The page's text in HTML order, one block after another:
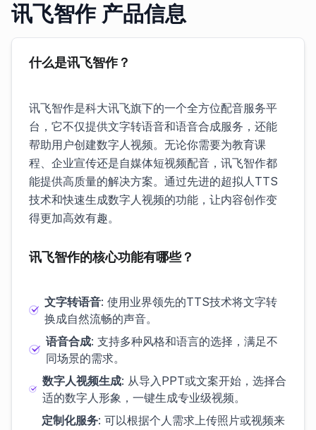
讯飞智作 产品信息
什么是讯飞智作？
讯飞智作是科大讯飞旗下的一个全方位配音服务平
台，它不仅提供文字转语音和语音合成服务，还能
帮助用户创建数字人视频。无论你需要为教育课
程、企业宣传还是自媒体短视频配音，讯飞智作都
能提供高质量的解决方案。通过先进的超拟人TTS
技术和快速生成数字人视频的功能，让内容创作变
得更加高效有趣。
讯飞智作的核心功能有哪些？
文字转语音: 使用业界领先的TTS技术将文字转
换成自然流畅的声音。
语音合成: 支持多种风格和语言的选择，满足不
同场景的需求。
数字人视频生成: 从导入PPT或文案开始，选择合
适的数字人形象，一键生成专业级视频。
定制化服务: 可以根据个人需求上传照片或视频来